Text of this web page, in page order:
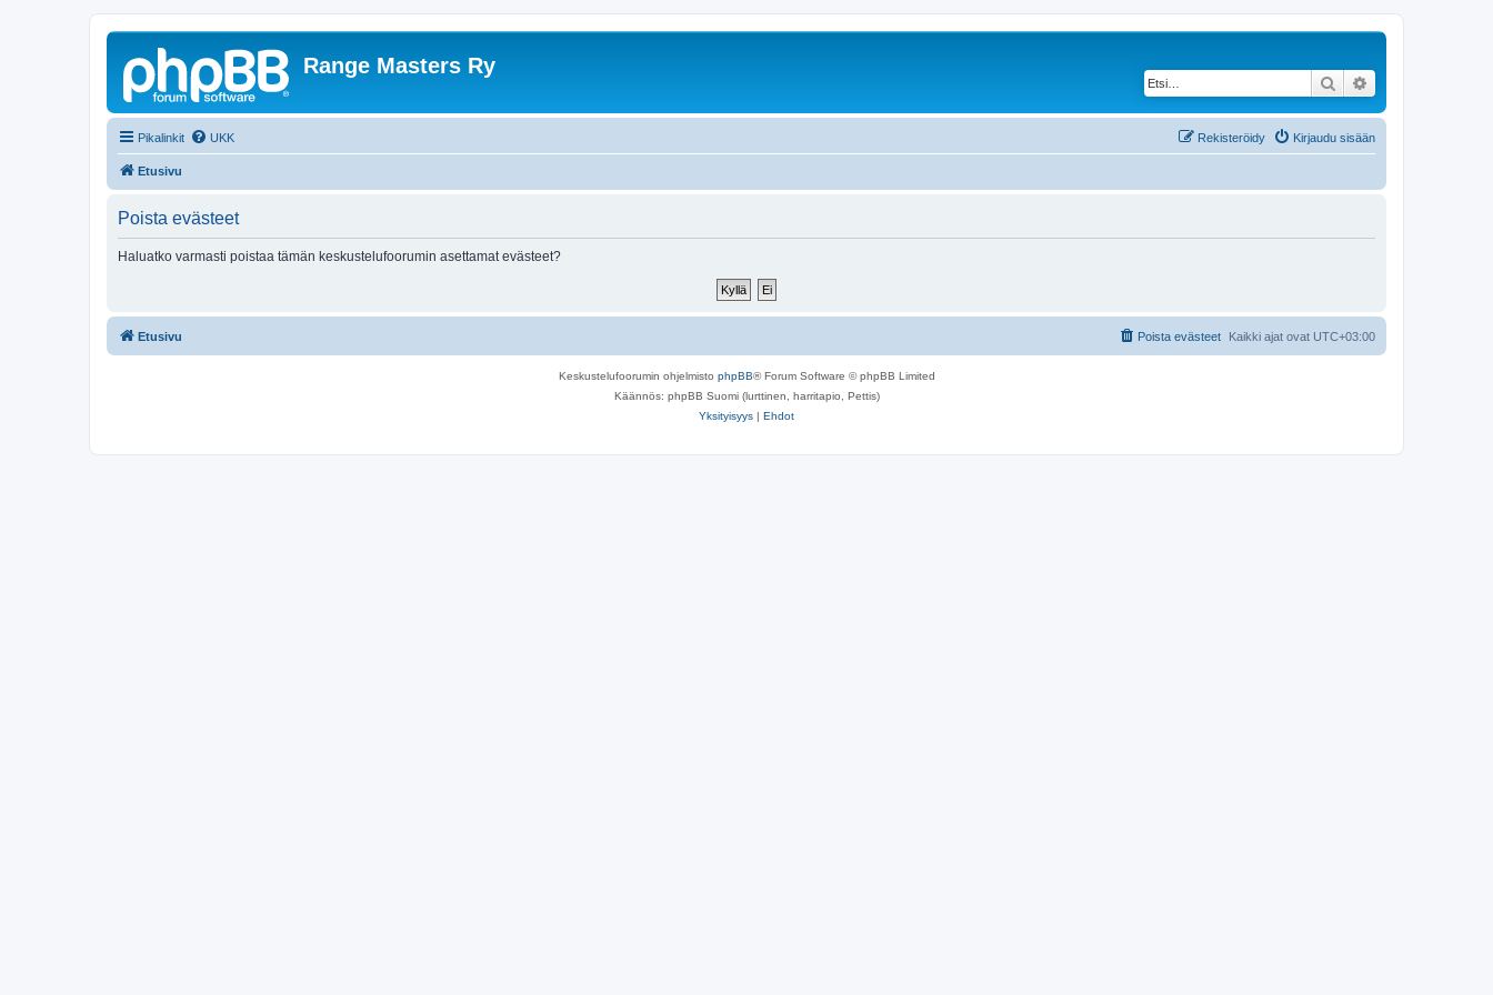
Range Masters Ry
Etsi
Pikalinkit UKK Kirjaudu sisään
Rekisteröidy
Etusivu
Poista evästeet
Haluatko varmasti poistaa tämän keskustelufoorumin asettamat evästeet?
Etusivu Kaikki ajat ovat UTC+03:00
Poista evästeet
Keskustelufoorumin ohjelmisto phpBB® Forum Software © phpBB Limited
Käännös: phpBB Suomi (lurttinen, harritapio, Pettis)
Yksityisyys | Ehdot